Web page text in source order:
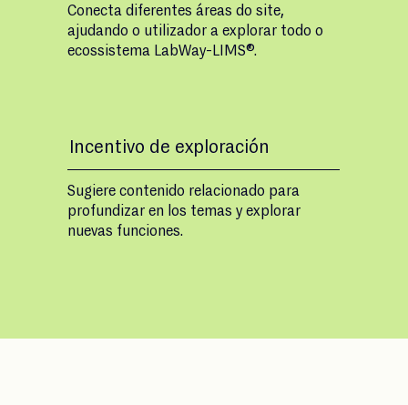
Conecta diferentes áreas do site,
ajudando o utilizador a explorar todo o
ecossistema LabWay-LIMS®.
Incentivo de exploración
Sugiere contenido relacionado para
profundizar en los temas y explorar
nuevas funciones.